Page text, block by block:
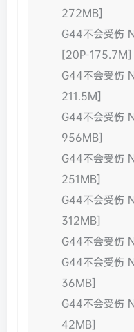
272MB]
G44不会受伤
[20P-175.7M]
G44不会受伤
211.5M]
G44不会受伤
956MB]
G44不会受伤
251MB]
G44不会受伤
312MB]
G44不会受伤
G44不会受伤
36MB]
G44不会受伤
42MB]